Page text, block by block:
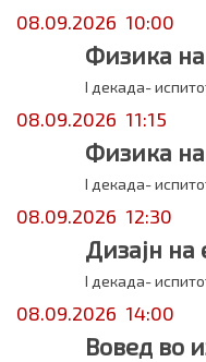
08.09.2026 10:00
Физика
I декада-
08.09.2026 11:15
Физика
I декада-
08.09.2026 12:30
Дизајн на
I декада-
08.09.2026 14:00
Вовед во